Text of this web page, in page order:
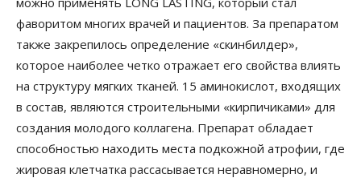
фаворитом многих врачей и пациентов. За препаратом
также закрепилось определение «скинбилдер»,
которое наиболее четко отражает его свойства влиять
на структуру мягких тканей. 15 аминокислот, входящих
в состав, являются строительными «кирпичиками» для
создания молодого коллагена. Препарат обладает
способностью находить места подкожной атрофии, где
жировая клетчатка рассасывается неравномерно, и